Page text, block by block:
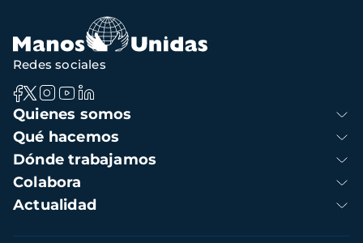
Navegación
principal
Quienes somos
Qué hacemos
Dónde trabajamos
Colabora
Actualidad
Redes sociales